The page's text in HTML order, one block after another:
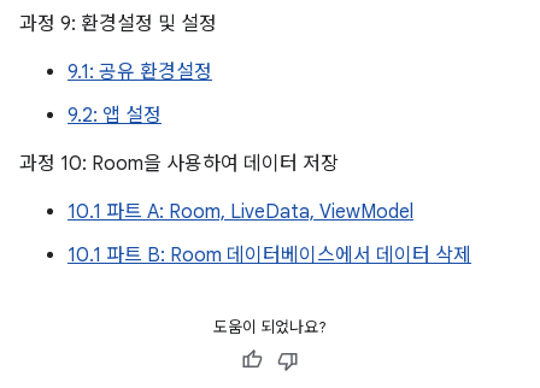
과정 9: 환경설정 및 설정
9.1: 공유 환경설정
9.2: 앱 설정
과정 10: Room을 사용하여 데이터 저장
10.1 파트 A: Room, LiveData, ViewModel
10.1 파트 B: Room 데이터베이스에서 데이터 삭제
도움이 되었나요?